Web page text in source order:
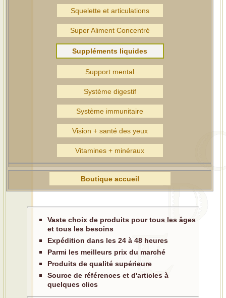
Squelette et articulations
Super Aliment Concentré
Suppléments liquides
Support mental
Système digestif
Système immunitaire
Vision + santé des yeux
Vitamines + minéraux
Boutique accueil
Vaste choix de produits pour tous les âges
et tous les besoins
Expédition dans les 24 à 48 heures
Parmi les meilleurs prix du marché
Produits de qualité supérieure
Source de références et d'articles à
quelques clics